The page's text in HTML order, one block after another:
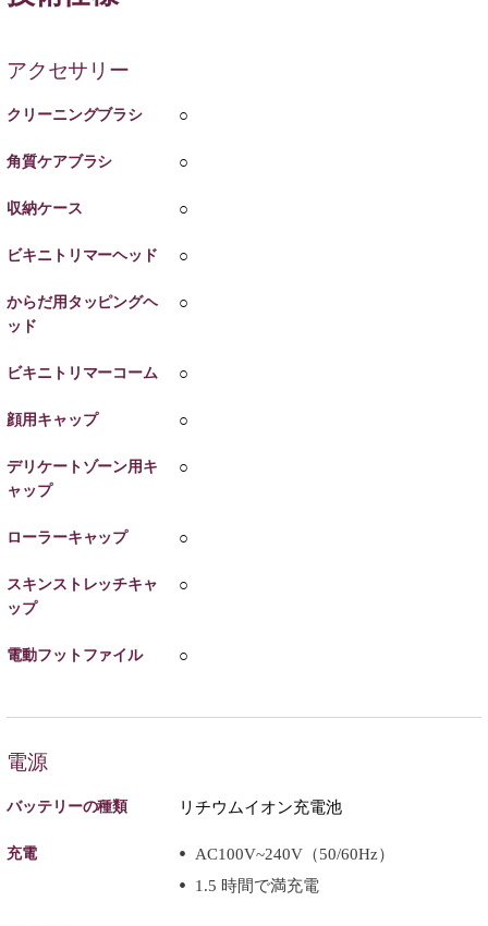
アクセサリー
クリーニングブラシ ○
角質ケアブラシ ○
収納ケース ○
ビキニトリマーヘッド ○
からだ用タッピングヘ
ッド
○
ビキニトリマーコーム ○
顔用キャップ ○
デリケートゾーン用キ
ャップ
○
ローラーキャップ ○
スキンストレッチキャ
ップ
○
電動フットファイル ○
電源
バッテリーの種類 リチウムイオン充電池
充電
AC100V~240V（50/60Hz）
1.5 時間で満充電